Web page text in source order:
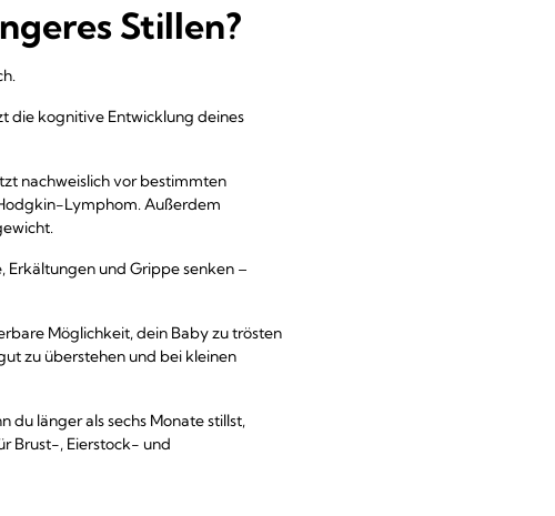
Stillen?
die kognitive Entwicklung deines
nachweislich vor bestimmten
Lymphom. Außerdem
und Grippe senken –
Möglichkeit, dein Baby zu trösten
zu überstehen und bei kleinen
länger als sechs Monate stillst,
Brust-, Eierstock- und